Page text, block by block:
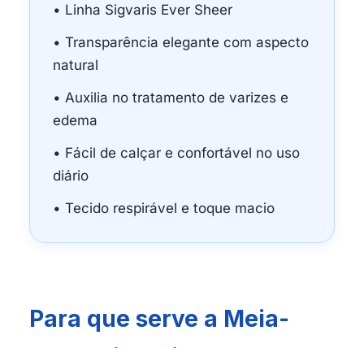
• Linha Sigvaris Ever Sheer
• Transparência elegante com aspecto
natural
• Auxilia no tratamento de varizes e
edema
• Fácil de calçar e confortável no uso
diário
• Tecido respirável e toque macio
Para que serve a Meia-